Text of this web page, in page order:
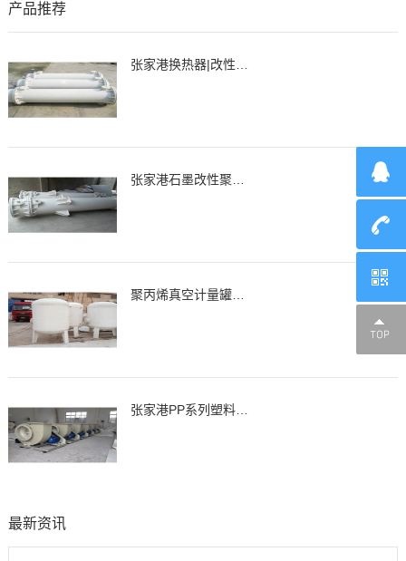
产品推荐
聚丙烯真空计量罐、缓冲罐、高位槽
张家港PP系列塑料离心通风机，风机
最新资讯